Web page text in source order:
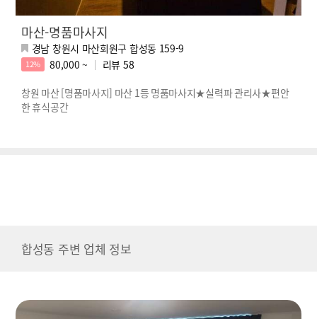
마산-명품마사지
경남 창원시 마산회원구 합성동 159-9
12% 80,000 ~ 리뷰 58
창원 마산 [명품마사지] 마산 1등 명품마사지★실력파 관리사★편안
한 휴식공간
합성동 주변 업체 정보